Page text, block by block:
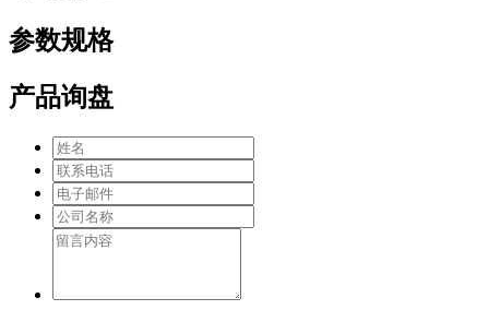
参数规格
产品询盘